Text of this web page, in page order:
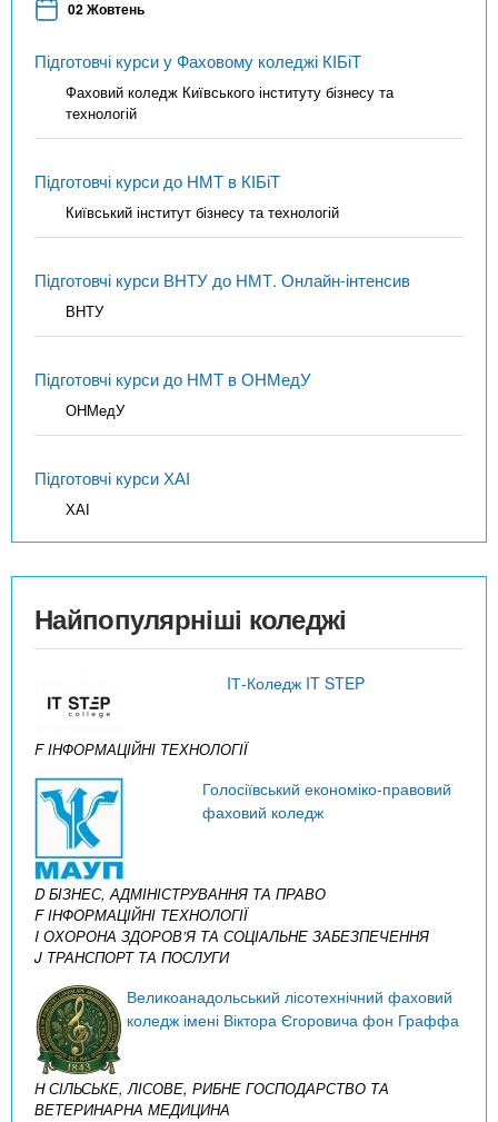
02 Жовтень
Підготовчі курси у Фаховому коледжі КІБіТ
Фаховий коледж Київського інституту бізнесу та
технологій
Підготовчі курси до НМТ в КІБіТ
Київський інститут бізнесу та технологій
Підготовчі курси ВНТУ до НМТ. Онлайн-інтенсив
ВНТУ
Підготовчі курси до НМТ в ОНМедУ
ОНМедУ
Підготовчі курси ХАІ
ХАІ
Найпопулярніші коледжі
IТ-Коледж IT STEP
F ІНФОРМАЦІЙНІ ТЕХНОЛОГІЇ
Голосіївський економіко-правовий
фаховий коледж
D БІЗНЕС, АДМІНІСТРУВАННЯ ТА ПРАВО
F ІНФОРМАЦІЙНІ ТЕХНОЛОГІЇ
I ОХОРОНА ЗДОРОВ’Я ТА СОЦІАЛЬНЕ ЗАБЕЗПЕЧЕННЯ
J ТРАНСПОРТ ТА ПОСЛУГИ
Великоанадольський лісотехнічний фаховий
коледж імені Віктора Єгоровича фон Граффа
H СІЛЬСЬКЕ, ЛІСОВЕ, РИБНЕ ГОСПОДАРСТВО ТА
ВЕТЕРИНАРНА МЕДИЦИНА